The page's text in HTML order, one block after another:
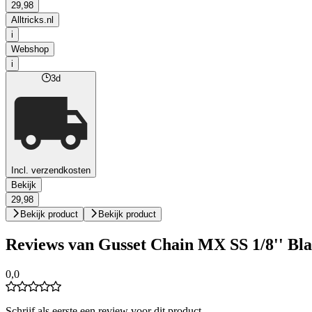
29,98
Alltricks.nl
i
Webshop
i
3d
Incl. verzendkosten
Bekijk
29,98
Bekijk product
Bekijk product
Reviews van Gusset Chain MX SS 1/8''
0,0